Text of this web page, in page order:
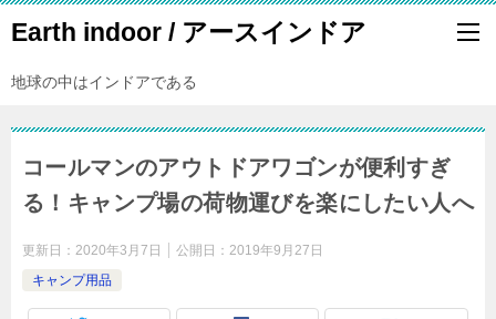
Earth indoor / アースインドア
地球の中はインドアである
コールマンのアウトドアワゴンが便利すぎ
る！キャンプ場の荷物運びを楽にしたい人へ
更新日： 2020年3月7日 公開日： 2019年9月27日
キャンプ用品